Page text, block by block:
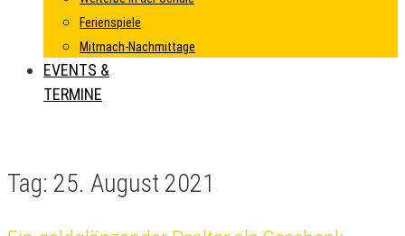
Ferienspiele
Mitmach-Nachmittage
EVENTS &
TERMINE
Tag: 25. August 2021